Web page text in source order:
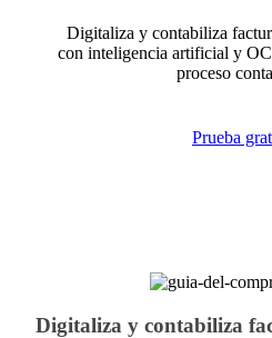
Digitaliza y contabiliza
con inteligencia artificial y
proceso
Prueba
Digitaliza y contabiliza